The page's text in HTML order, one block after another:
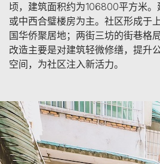
顷，建筑面积约为106800平方米
或中西合璧楼房为主。社区形成于
国华侨聚居地；两街三坊的街巷格
改造主要是对建筑轻微修缮，提升
空间，为社区注入新活力。